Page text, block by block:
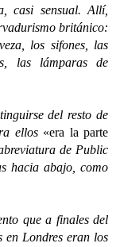
casi sensual. Allí,
británico:
los sifones, las
las lámparas de
del resto de
ellos «era la parte
de Public
hacia abajo, como
que a finales del
en Londres eran los